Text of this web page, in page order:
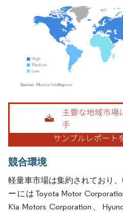
画像 © Mordor Intelligence。再利用には
競合環境
軽量車市場は集約されており
ーにはToyota Motor
Kia Motors Corporation、